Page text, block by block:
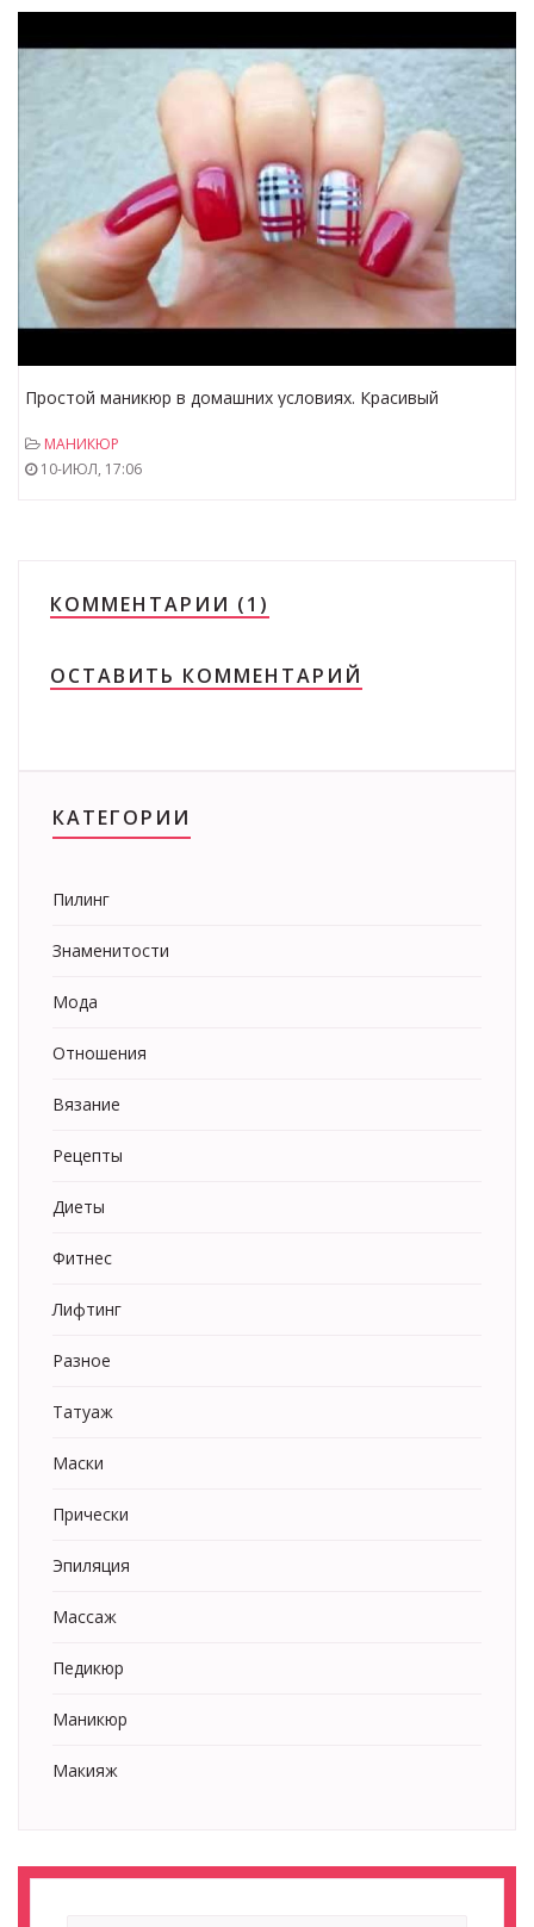
Простой маникюр в домашних условиях. Красивый
МАНИКЮР
10-ИЮЛ, 17:06
КОММЕНТАРИИ (1)
ОСТАВИТЬ КОММЕНТАРИЙ
КАТЕГОРИИ
Пилинг
Знаменитости
Мода
Отношения
Вязание
Рецепты
Диеты
Фитнес
Лифтинг
Разное
Татуаж
Маски
Прически
Эпиляция
Массаж
Педикюр
Маникюр
Макияж